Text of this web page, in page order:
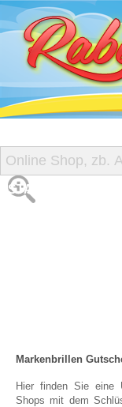
START
Markenbrillen
Hier finden Sie eine
Shops mit dem